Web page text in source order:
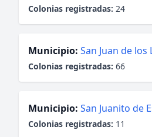
Colonias registradas: 24
Municipio: San Juan de los
Colonias registradas: 66
Municipio: San Juanito de
Colonias registradas: 11